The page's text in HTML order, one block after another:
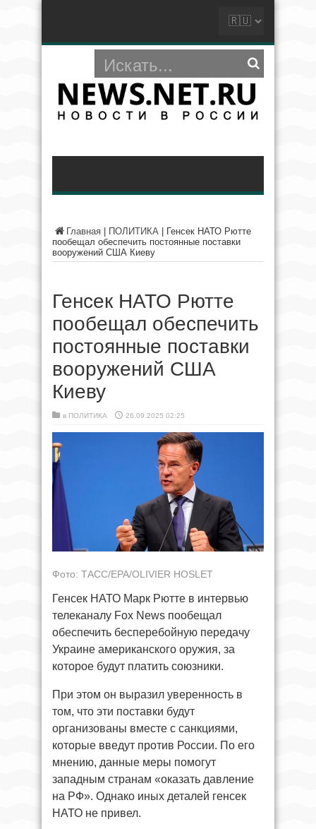
Главная ПОЛИТИКА
Генсек НАТО Рютте
пообещал обеспечить постоянные поставки
вооружений США Киеву
Генсек НАТО Рютте
пообещал обеспечить
постоянные поставки
вооружений США
Киеву
в ПОЛИТИКА 26.09.2025 02:25
Фото: ТАСС/EPA/OLIVIER HOSLET
Генсек НАТО Марк Рютте в интервью
телеканалу Fox News пообещал
обеспечить бесперебойную передачу
Украине американского оружия, за
которое будут платить союзники.
При этом он выразил уверенность в
том, что эти поставки будут
организованы вместе с санкциями,
которые введут против России. По его
мнению, данные меры помогут
западным странам «оказать давление
на РФ». Однако иных деталей генсек
НАТО не привел.